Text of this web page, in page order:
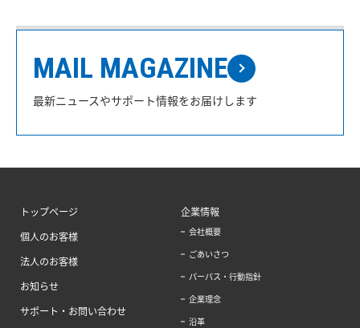
MAIL MAGAZINE
最新ニュースやサポート情報をお届けします
トップページ
個人のお客様
法人のお客様
お知らせ
サポート・お問い合わせ
企業情報
会社概要
ごあいさつ
パーパス・行動指針
企業理念
沿革